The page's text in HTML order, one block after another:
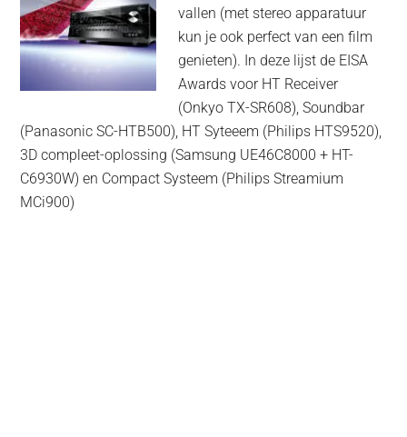
vallen (met stereo apparatuur
kun je ook perfect van een film
genieten). In deze lijst de EISA
Awards voor HT Receiver
(Onkyo TX-SR608), Soundbar
(Panasonic SC-HTB500), HT Syteeem (Philips HTS9520),
3D compleet-oplossing (Samsung UE46C8000 + HT-
C6930W) en Compact Systeem (Philips Streamium
MCi900)